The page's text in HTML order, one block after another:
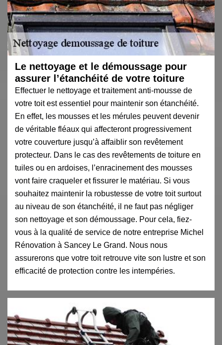
Le nettoyage et le démoussage pour
assurer l’étanchéité de votre toiture
Effectuer le nettoyage et traitement anti-mousse de
votre toit est essentiel pour maintenir son étanchéité.
En effet, les mousses et les mérules peuvent devenir
de véritable fléaux qui affecteront progressivement
votre couverture jusqu’à affaiblir son revêtement
protecteur. Dans le cas des revêtements de toiture en
tuiles ou en ardoises, l’enracinement des mousses
vont faire craqueler et fissurer le matériau. Si vous
souhaitez maintenir la robustesse de votre toit surtout
au niveau de son étanchéité, il ne faut pas négliger
son nettoyage et son démoussage. Pour cela, fiez-
vous à la qualité de service de notre entreprise Michel
Rénovation à Sancey Le Grand. Nous nous
assurerons que votre toit retrouve vite son lustre et son
efficacité de protection contre les intempéries.